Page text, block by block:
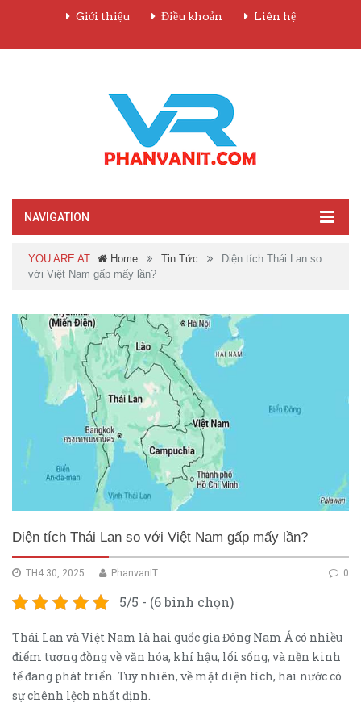
Giới thiệu Điều khoản Liên hệ
NAVIGATION
YOU ARE AT Home Tin Tức
Diện tích Thái Lan so
với Việt Nam gấp mấy lần?
Diện tích Thái Lan so với Việt Nam gấp mấy lần?
TH4 30, 2025 0
PhanvanIT
5/5 - (6 bình chọn)
Thái Lan và Việt Nam là hai quốc gia Đông Nam Á có nhiều
điểm tương đồng về văn hóa, khí hậu, lối sống, và nền kinh
tế đang phát triển. Tuy nhiên, về mặt diện tích, hai nước có
sự chênh lệch nhất định.